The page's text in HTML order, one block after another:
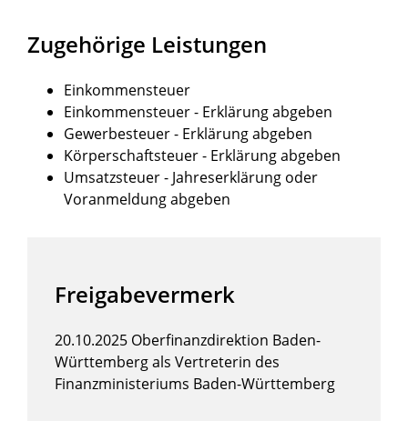
Zugehörige Leistungen
Einkommensteuer
Einkommensteuer - Erklärung abgeben
Gewerbesteuer - Erklärung abgeben
Körperschaftsteuer - Erklärung abgeben
Umsatzsteuer - Jahreserklärung oder
Voranmeldung abgeben
Freigabevermerk
20.10.2025 Oberfinanzdirektion Baden-
Württemberg als Vertreterin des
Finanzministeriums Baden-Württemberg